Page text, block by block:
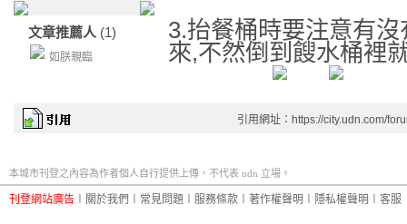
文章推薦人 (1)
如朕親臨
3.抬餐桶時要注意有
來,不然倒到餿水桶裡
引用網址：https://city.udn.com/
本城市刊登之內容為作者個人自行提供上傳，不代表 udn 立場。
刊登網站廣告 關於我們 常見問題 服務條款 著作權聲明 隱私權聲明 客服